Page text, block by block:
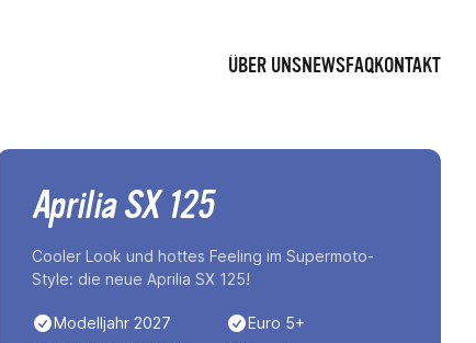
ÜBER UNSNEWSFAQKONTAKT
Aprilia SX 125
Cooler Look und hottes Feeling im Supermoto-
Style: die neue Aprilia SX 125!
Modelljahr 2027
Euro 5+